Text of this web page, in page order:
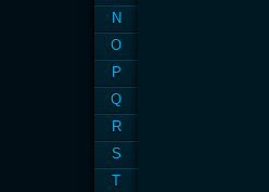
N
O
P
Q
R
S
T